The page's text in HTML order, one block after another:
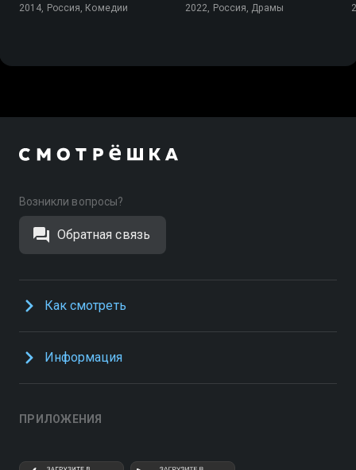
2014, Россия, Комедии 2022, Россия, Драмы
Возникли вопросы?
Обратная связь
Как смотреть
Информация
ПРИЛОЖЕНИЯ